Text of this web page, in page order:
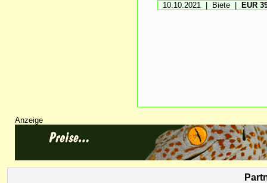
10.10.2021 | Biete |
EUR
Anzeige